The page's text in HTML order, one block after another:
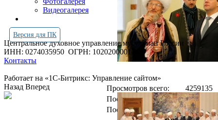
Видеогалерея
Версия для ПК
Центральное духовное управление мусульман России
ИНН: 0274035950 ОГРН: 1020200001348
Контакты
Работает на «1С-Битрикс: Управление сайтом»
Просмотров всего:
4259135
Посетителей сегодня:
4457
Посетителей в онлайн:
28
Назад Вперед